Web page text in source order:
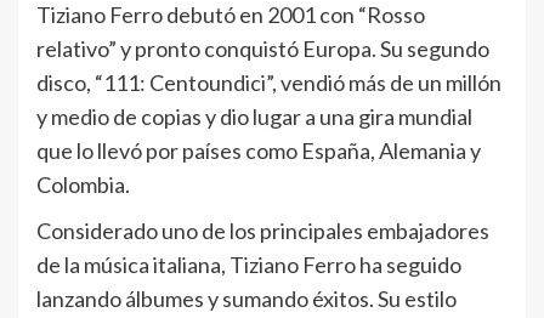
Tiziano Ferro debutó en 2001 con “Rosso
relativo” y pronto conquistó Europa. Su segundo
disco, “111: Centoundici”, vendió más de un millón
y medio de copias y dio lugar a una gira mundial
que lo llevó por países como España, Alemania y
Colombia.
Considerado uno de los principales embajadores
de la música italiana, Tiziano Ferro ha seguido
lanzando álbumes y sumando éxitos. Su estilo